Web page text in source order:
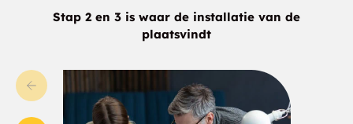
Stap 2 en 3 is waar de installatie van de
plaatsvindt